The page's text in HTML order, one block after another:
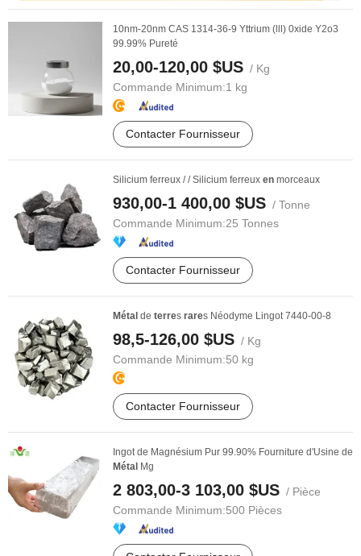
10nm-20nm CAS 1314-36-9 Yttrium (lll) 0xide Y2o3
99.99% Pureté
20,00-120,00 $US / Kg
Commande Minimum:1 kg
Contacter Fournisseur
Silicium ferreux / / Silicium ferreux en morceaux
930,00-1 400,00 $US / Tonne
Commande Minimum:25 Tonnes
Contacter Fournisseur
Métal de terres rares Néodyme Lingot 7440-00-8
98,5-126,00 $US / Kg
Commande Minimum:50 kg
Contacter Fournisseur
Ingot de Magnésium Pur 99.90% Fourniture d'Usine de
Métal Mg
2 803,00-3 103,00 $US / Pièce
Commande Minimum:500 Pièces